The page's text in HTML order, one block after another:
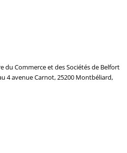
du Commerce et des Sociétés de Belfort
4 avenue Carnot, 25200 Montbéliard,